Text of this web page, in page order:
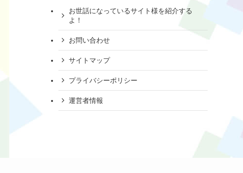
お世話になっているサイト様を紹介する
よ！
お問い合わせ
サイトマップ
プライバシーポリシー
運営者情報